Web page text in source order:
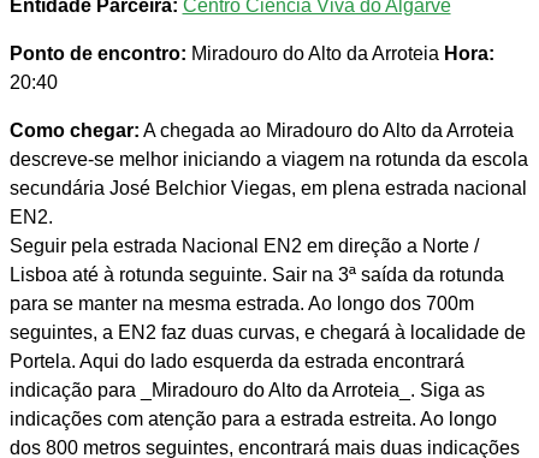
Entidade Parceira: Centro Ciência Viva do Algarve
Ponto de encontro: Miradouro do Alto da Arroteia Hora:
20:40
Como chegar: A chegada ao Miradouro do Alto da Arroteia
descreve-se melhor iniciando a viagem na rotunda da escola
secundária José Belchior Viegas, em plena estrada nacional
EN2.
Seguir pela estrada Nacional EN2 em direção a Norte /
Lisboa até à rotunda seguinte. Sair na 3ª saída da rotunda
para se manter na mesma estrada. Ao longo dos 700m
seguintes, a EN2 faz duas curvas, e chegará à localidade de
Portela. Aqui do lado esquerda da estrada encontrará
indicação para _Miradouro do Alto da Arroteia_. Siga as
indicações com atenção para a estrada estreita. Ao longo
dos 800 metros seguintes, encontrará mais duas indicações